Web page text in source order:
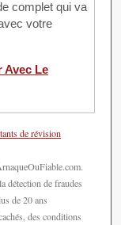
complet qui va
votre
Avec Le
de révision
détection de fraudes
de 20 ans
des conditions